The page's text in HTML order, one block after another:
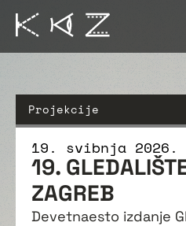
Projekcije
19. svibnja 2026.
19.
ZAGREB
Devetnaesto izdanje